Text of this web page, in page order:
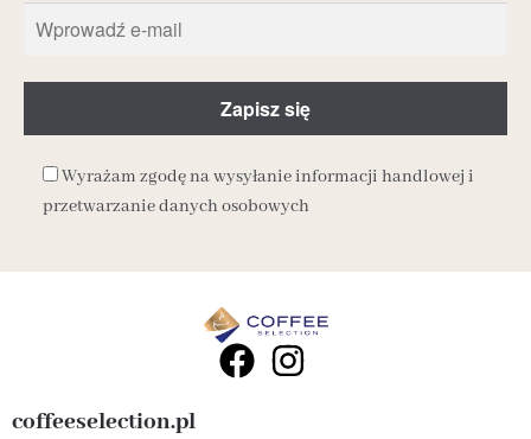
Wyrażam zgodę na wysyłanie informacji handlowej i
przetwarzanie danych osobowych
coffeeselection.pl